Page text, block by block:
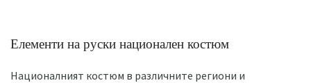
Елементи на руски национален костюм
Националният костюм в различните региони и